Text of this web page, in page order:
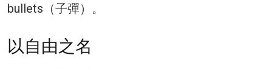
bullets（子彈）。
以自由之名